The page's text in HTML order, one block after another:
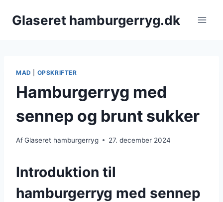
Glaseret hamburgerryg.dk
MAD OPSKRIFTER
Hamburgerryg med
sennep og brunt sukker
AfGlaseret hamburgerryg 27. december 2024
Introduktion til
hamburgerryg med sennep